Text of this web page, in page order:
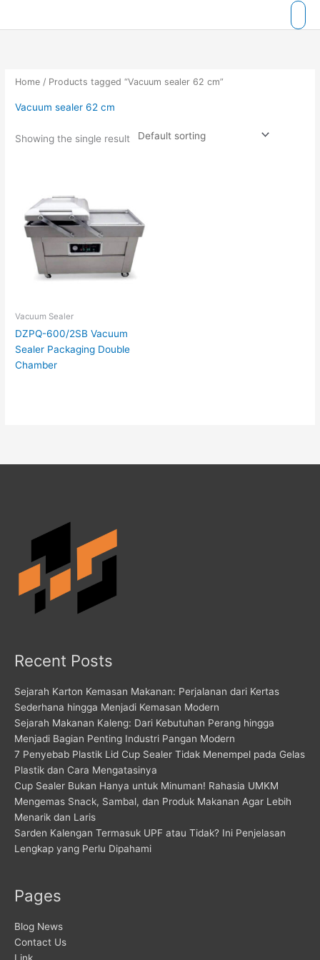
Home / Products tagged “Vacuum sealer 62 cm”
Vacuum sealer 62 cm
Showing the single result
Vacuum Sealer
DZPQ-600/2SB Vacuum
Sealer Packaging Double
Chamber
Recent Posts
Sejarah Karton Kemasan Makanan: Perjalanan dari Kertas
Sederhana hingga Menjadi Kemasan Modern
Sejarah Makanan Kaleng: Dari Kebutuhan Perang hingga
Menjadi Bagian Penting Industri Pangan Modern
7 Penyebab Plastik Lid Cup Sealer Tidak Menempel pada Gelas
Plastik dan Cara Mengatasinya
Cup Sealer Bukan Hanya untuk Minuman! Rahasia UMKM
Mengemas Snack, Sambal, dan Produk Makanan Agar Lebih
Menarik dan Laris
Sarden Kalengan Termasuk UPF atau Tidak? Ini Penjelasan
Lengkap yang Perlu Dipahami
Pages
Blog News
Contact Us
Link